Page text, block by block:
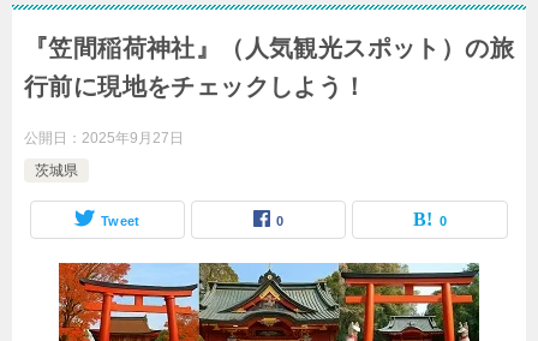
『笠間稲荷神社』（人気観光スポット）の旅
行前に現地をチェックしよう！
公開日： 2025年9月27日
茨城県
Tweet 0 0